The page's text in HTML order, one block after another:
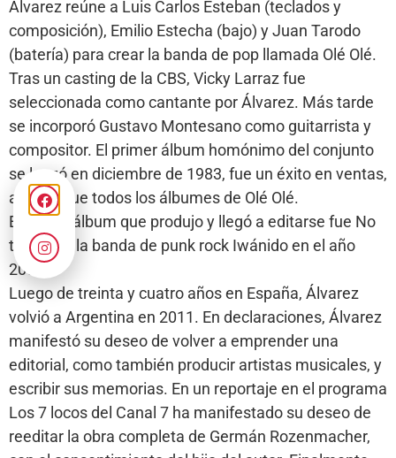
Álvarez reúne a Luis Carlos Esteban (teclados y
composición), Emilio Estecha (bajo) y Juan Tarodo
(batería) para crear la banda de pop llamada Olé Olé.
Tras un casting de la CBS, Vicky Larraz fue
seleccionada como cantante por Álvarez. Más tarde
se incorporó Gustavo Montesano como guitarrista y
compositor. El primer álbum homónimo del conjunto
se lanzó en diciembre de 1983, fue un éxito en ventas,
al igual que todos los álbumes de Olé Olé.
El último álbum que produjo y llegó a editarse fue No
tóxico de la banda de punk rock Iwánido en el año
2000.
Luego de treinta y cuatro años en España, Álvarez
volvió a Argentina en 2011. En declaraciones, Álvarez
manifestó su deseo de volver a emprender una
editorial, como también producir artistas musicales, y
escribir sus memorias. En un reportaje en el programa
Los 7 locos del Canal 7 ha manifestado su deseo de
reeditar la obra completa de Germán Rozenmacher,